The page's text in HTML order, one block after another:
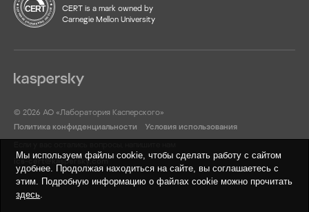
CERT is a mark owned by
Carnegie Mellon University
© 2026 АО «Лаборатория Касперского»
Политика конфиденциальности
Условия использования
ics-cert@kaspersky.com
Мы используем файлы cookie, чтобы сделать работу с сайтом
удобнее. Продолжая находиться на сайте, вы соглашаетесь с
этим. Подробную информацию о файлах cookie можно прочитать
здесь.